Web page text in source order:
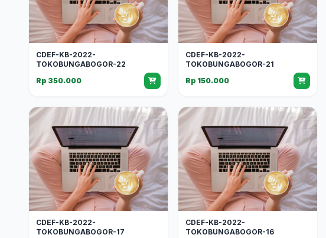
CDEF-KB-2022-
TOKOBUNGABOGOR-22
Rp 350.000
CDEF-KB-2022-
TOKOBUNGABOGOR-21
Rp 150.000
CDEF-KB-2022-
TOKOBUNGABOGOR-17
CDEF-KB-2022-
TOKOBUNGABOGOR-16